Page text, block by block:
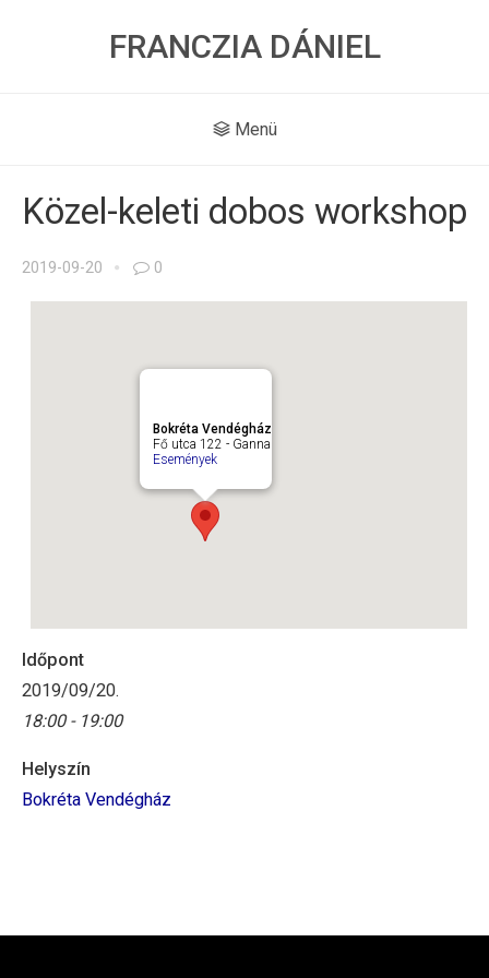
FRANCZIA DÁNIEL
Menü
Közel-keleti dobos workshop
2019-09-20 0
Bokréta Vendégház
Fő utca 122 - Ganna
Események
Időpont
2019/09/20.
18:00 - 19:00
Helyszín
Bokréta Vendégház